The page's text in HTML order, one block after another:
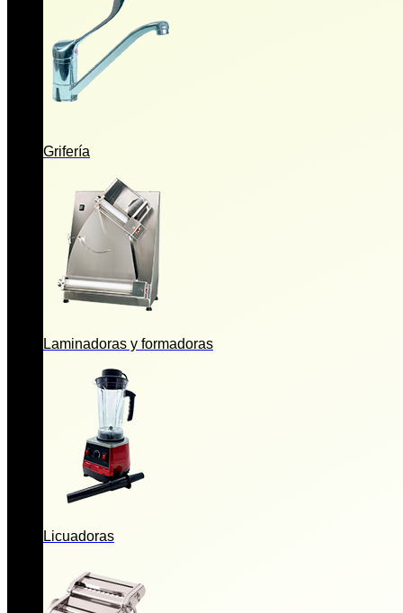
Grifería
Laminadoras y formadoras
Licuadoras